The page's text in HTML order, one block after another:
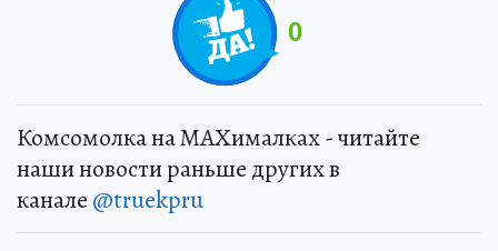
0
Комсомолка на MAXималках - читайте
наши новости раньше других в
канале @truekpru